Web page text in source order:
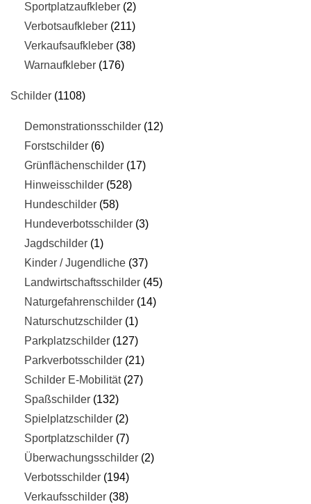
Sportplatzaufkleber 2
Verbotsaufkleber 211
Verkaufsaufkleber 38
Warnaufkleber 176
Schilder 1108
Demonstrationsschilder 12
Forstschilder 6
Grünflächenschilder 17
Hinweisschilder 528
Hundeschilder 58
Hundeverbotsschilder 3
Jagdschilder 1
Kinder / Jugendliche 37
Landwirtschaftsschilder 45
Naturgefahrenschilder 14
Naturschutzschilder 1
Parkplatzschilder 127
Parkverbotsschilder 21
Schilder E-Mobilität 27
Spaßschilder 132
Spielplatzschilder 2
Sportplatzschilder 7
Überwachungsschilder 2
Verbotsschilder 194
Verkaufsschilder 38